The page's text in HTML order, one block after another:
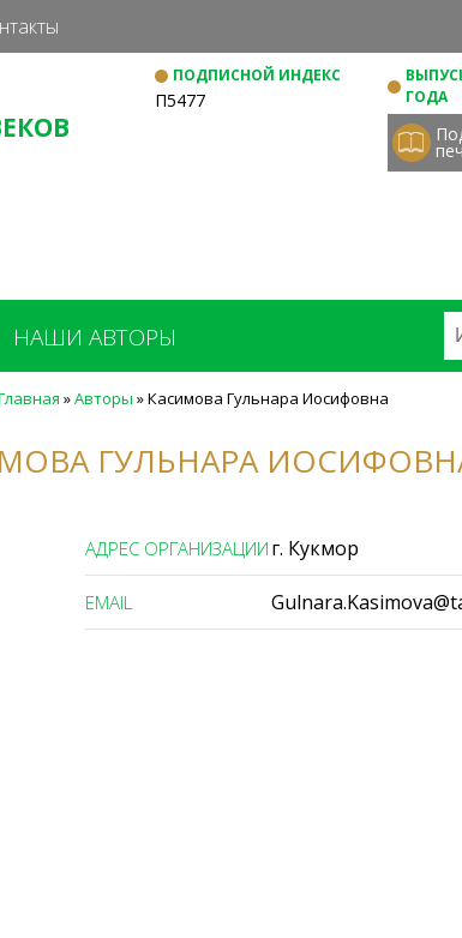
к
основномуПОДПИСНОЙ ИНДЕКС
П5477
ГОДА
НАШИ АВТОРЫ
»Авторы »Касимова Гульнара Иосифовна
ГУЛЬНАРА
АДРЕС ОРГАНИЗАЦИИ г. Кукмор
ЕMAIL